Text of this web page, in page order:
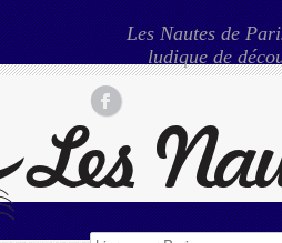
Les Nautes de
ludique de